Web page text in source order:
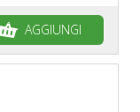
AGGIUNGI